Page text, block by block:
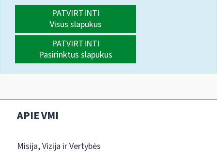
PATVIRTINTI
Visus slapukus
PATVIRTINTI
Pasirinktus slapukus
APIE VMI
Misija, Vizija ir Vertybės